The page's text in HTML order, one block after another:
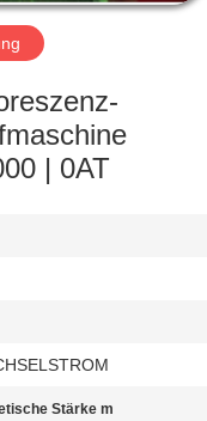
| 0AT
Stärke m